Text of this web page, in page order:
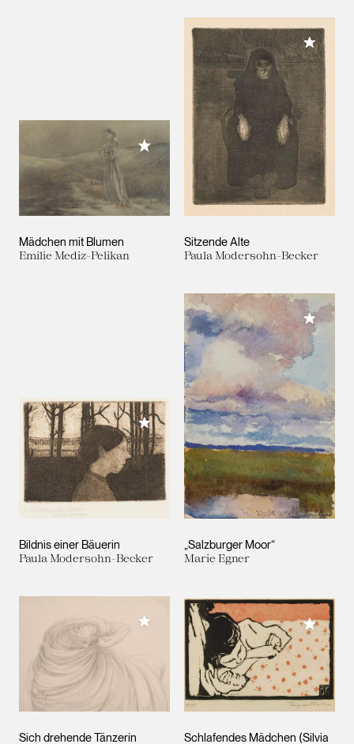
Mädchen mit Blumen
Emilie Mediz-Pelikan
Meiner Sammlung hinzufügen
Sitzende Alte
Paula Modersohn-Becker
Meiner
Bildnis einer Bäuerin
Paula Modersohn-Becker
Meiner Sammlung hinzufügen
„Salzburger Moor“
Marie Egner
Meiner
Sich drehende Tänzerin
Meiner Sammlung hinzufügen
Schlafendes Mädchen (Silvia
Meiner